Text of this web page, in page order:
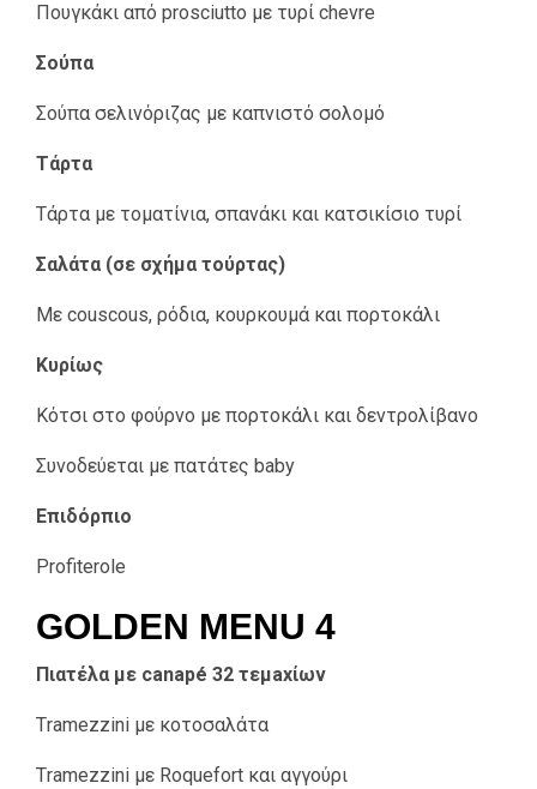
Πουγκάκι από prosciutto με τυρί chevre
Σούπα
Σούπα σελινόριζας με καπνιστό σολομό
Τάρτα
Τάρτα με τοματίνια, σπανάκι και κατσικίσιο τυρί
Σαλάτα (σε σχήμα τούρτας)
Με couscous, ρόδια, κουρκουμά και πορτοκάλι
Κυρίως
Κότσι στο φούρνο με πορτοκάλι και δεντρολίβανο
Συνοδεύεται με πατάτες baby
Επιδόρπιο
Profiterole
GOLDEN MENU 4
Πιατέλα με canapé 32 τεμaxίων
Τramezzini με κοτοσαλάτα
Τramezzini με Roquefort και αγγούρι